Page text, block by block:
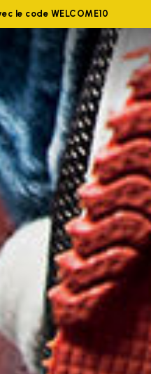
le code WELCOME10